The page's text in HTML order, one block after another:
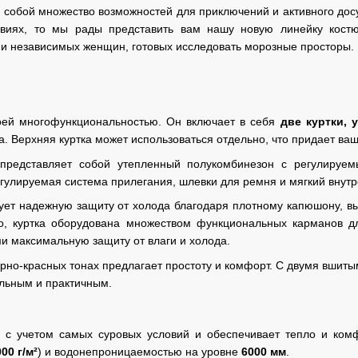
множество возможностей для приключений и активного
то мы рады представить вам нашу новую линейку
независимых женщин, готовых исследовать морозные просторы.
многофункциональностью. Он включает в себя две куртки,
Верхняя куртка может использоваться отдельно, что придает
собой утепленный полукомбинезон с
система прилегания, шлевки для ремня и мягкий
надежную защиту от холода благодаря плотному капюшону,
куртка оборудована множеством функциональных
защиту от влаги и холода.
красных тонах предлагает простоту и комфорт. С двумя
и практичным.
с учетом самых суровых условий и обеспечивает тепло и
г/м²) и водонепроницаемостью на уровне 6000 мм